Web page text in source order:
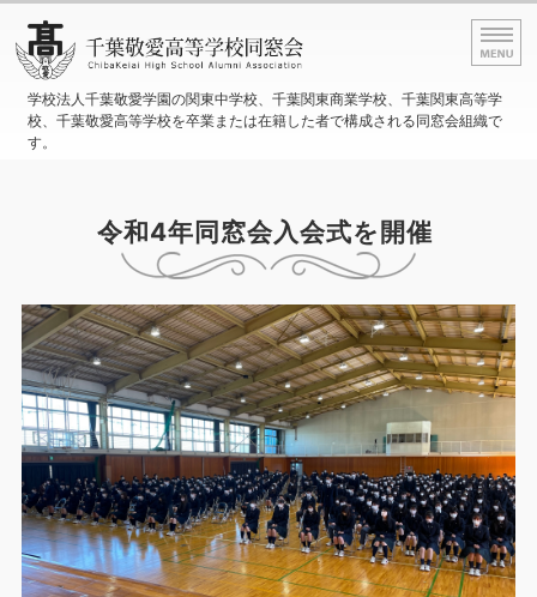
学校法人千葉敬愛学園の
学校法人千葉敬愛学園の関東中学校、千葉関東商業学校、千葉関東高等学
校、千葉敬愛高等学校を卒業または在籍した者で構成される同窓会組織で
す。
同窓会の支援事業
事務局情報
お問い合わせ
令和4年同窓会入会式を開催